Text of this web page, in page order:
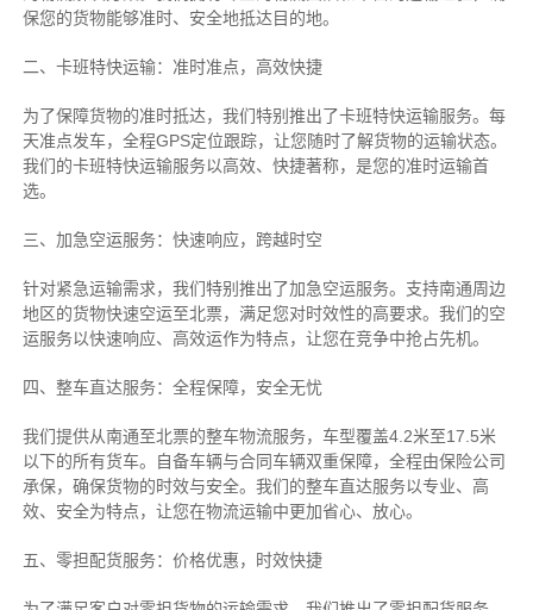
保您的货物能够准时、安全地抵达目的地。
二、卡班特快运输：准时准点，高效快捷
为了保障货物的准时抵达，我们特别推出了卡班特快运输服务。每
天准点发车，全程GPS定位跟踪，让您随时了解货物的运输状态。
我们的卡班特快运输服务以高效、快捷著称，是您的准时运输首
选。
三、加急空运服务：快速响应，跨越时空
针对紧急运输需求，我们特别推出了加急空运服务。支持南通周边
地区的货物快速空运至北票，满足您对时效性的高要求。我们的空
运服务以快速响应、高效运作为特点，让您在竞争中抢占先机。
四、整车直达服务：全程保障，安全无忧
我们提供从南通至北票的整车物流服务，车型覆盖4.2米至17.5米
以下的所有货车。自备车辆与合同车辆双重保障，全程由保险公司
承保，确保货物的时效与安全。我们的整车直达服务以专业、高
效、安全为特点，让您在物流运输中更加省心、放心。
五、零担配货服务：价格优惠，时效快捷